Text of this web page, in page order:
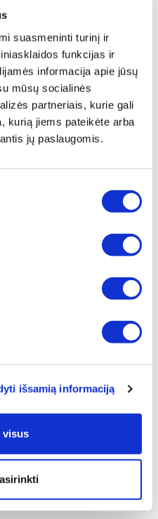
suasmeninti turinį ir
funkcijas ir
informacija apie jūsų
mūsų socialinės
partneriais, kurie gali
kurią jiems pateikėte arba
jų paslaugomis.
išsamią informaciją
visus
dangtį galima naudoti
ir patogios Zepter
nenusideginsite.
Tokiu atveju rankenėlės
Dar vienas išmanus ir
dangtį galite atremti į
puodo dugnas
kurie perduoda ir
dugnas pagaminamas
kuris sukelia 2000 tonų
kaupia šilumą net iš
ir greitai bei tolygiai
laidumo galima gaminti
Gaminant žemoje
Taip pat
: Zepter nauja,
technologija,
puodo dugno metalo
yra visiškai saugūs ruošti